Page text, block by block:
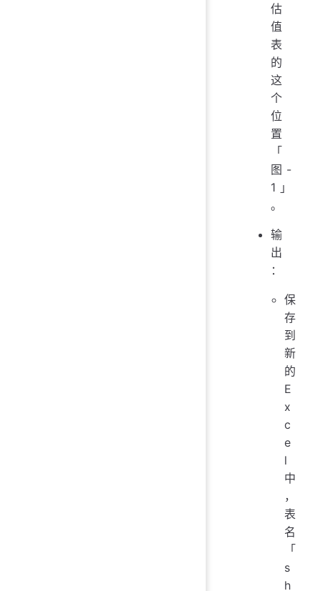
估
值
表
的
这
个
位
置
「
图-
1」
。
输
出
：
保
存
到
新
的
E
x
c
e
l
中
，
表
名
「
s
h